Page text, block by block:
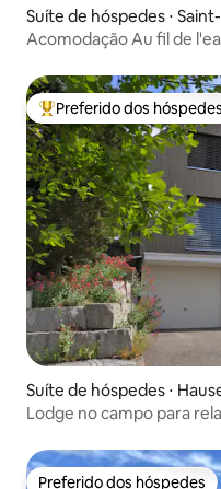
Suíte de hóspedes ⋅
Acomodação Au fil de
Entre os melhores
Preferido dos hóspedes
Suíte de hóspedes ⋅
Lodge no campo para
Preferido dos hóspedes